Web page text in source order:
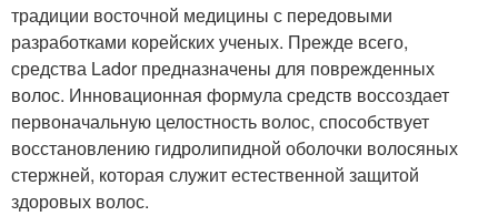
традиции восточной медицины с передовыми
разработками корейских ученых. Прежде всего,
средства Lador предназначены для поврежденных
волос. Инновационная формула средств воссоздает
первоначальную целостность волос, способствует
восстановлению гидролипидной оболочки волосяных
стержней, которая служит естественной защитой
здоровых волос.